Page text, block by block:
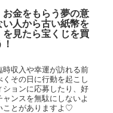
お金をもらう夢の意
い人から古い紙幣を
を見たら宝くじを買
収入や幸運が訪れる前
その日に行動を起こし
ションに応募したり、好
ンスを無駄にしないよ
ことがありますよ♡